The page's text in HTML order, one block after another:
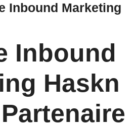
Inbound Marketing
Inbound
Haskn